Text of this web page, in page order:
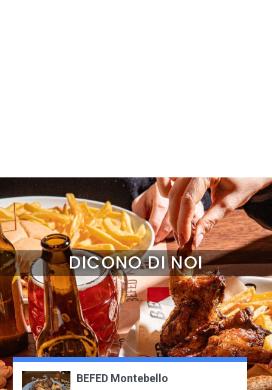
DICONO DI NOI
BEFED Montebello